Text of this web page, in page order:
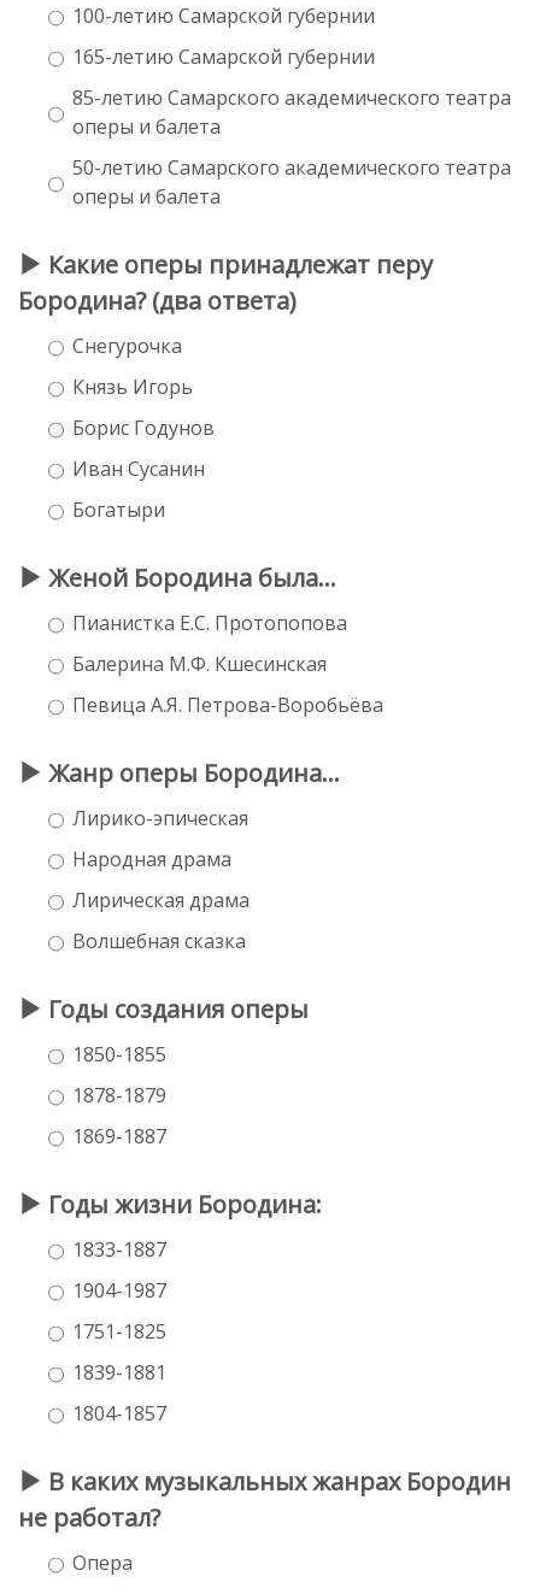
100-летию Самарской губернии
165-летию Самарской губернии
85-летию Самарского академического театра
оперы и балета
50-летию Самарского академического театра
оперы и балета
Какие оперы принадлежат перу
Бородина? (два ответа)
Снегурочка
Князь Игорь
Борис Годунов
Иван Сусанин
Богатыри
Женой Бородина была...
Пианистка Е.С. Протопопова
Балерина М.Ф. Кшесинская
Певица А.Я. Петрова-Воробьёва
Жанр оперы Бородина...
Лирико-эпическая
Народная драма
Лирическая драма
Волшебная сказка
Годы создания оперы
1850-1855
1878-1879
1869-1887
Годы жизни Бородина:
1833-1887
1904-1987
1751-1825
1839-1881
1804-1857
В каких музыкальных жанрах Бородин
не работал?
Опера